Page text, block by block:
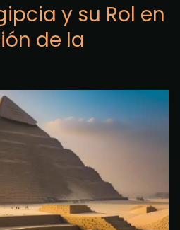
y su Rol en
de la